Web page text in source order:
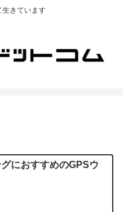
生きています
におすすめのGPSウ